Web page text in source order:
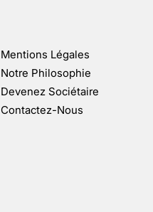
FAIT SURFACE À
MARSEILLE (1/5)
10 jan 2022
Mentions Légales
Notre Philosophie
Devenez Sociétaire
Contactez-Nous